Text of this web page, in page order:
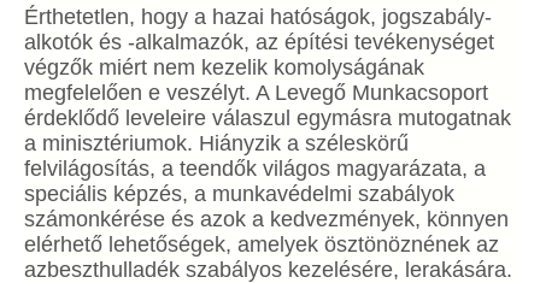
Érthetetlen, hogy a hazai hatóságok, jogszabály-
alkotók és -alkalmazók, az építési tevékenységet
végzők miért nem kezelik komolyságának
megfelelően e veszélyt. A Levegő Munkacsoport
érdeklődő leveleire válaszul egymásra mutogatnak
a minisztériumok. Hiányzik a széleskörű
felvilágosítás, a teendők világos magyarázata, a
speciális képzés, a munkavédelmi szabályok
számonkérése és azok a kedvezmények, könnyen
elérhető lehetőségek, amelyek ösztönöznének az
azbeszthulladék szabályos kezelésére, lerakására.